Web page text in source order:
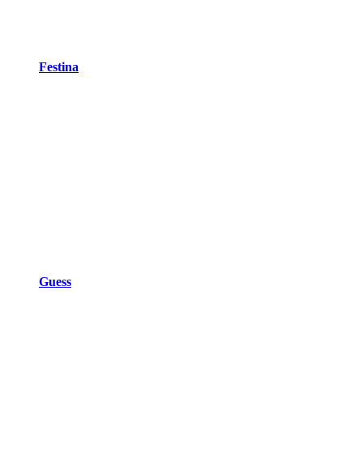
Festina
Guess